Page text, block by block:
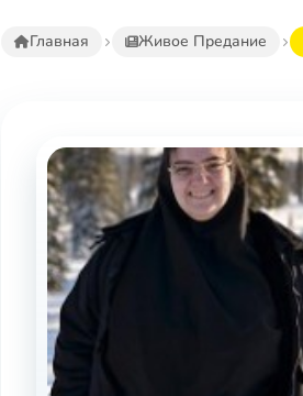
Главная Живое Предание